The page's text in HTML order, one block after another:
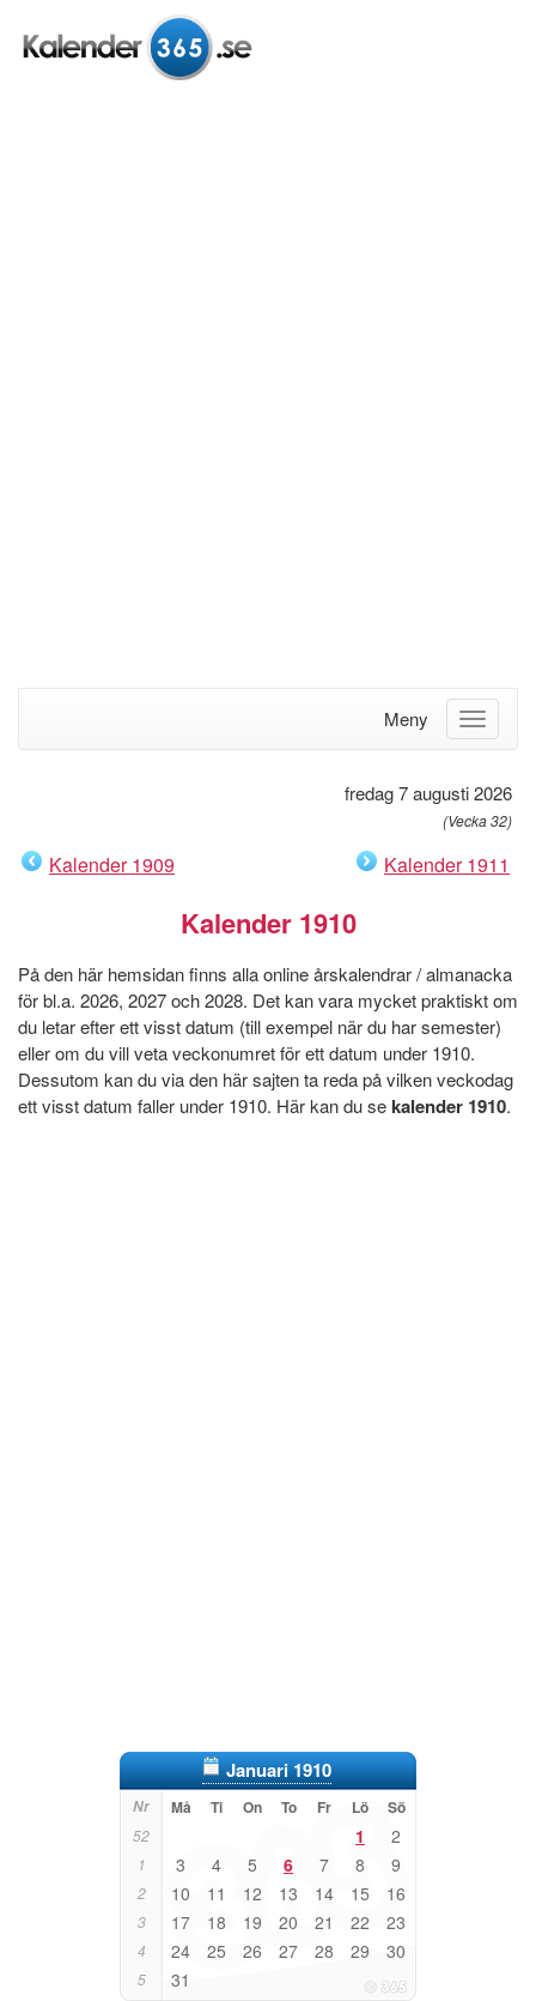
Meny
fredag 7 augusti 2026
(Vecka 32)
Kalender 1909 Kalender 1911
Kalender 1910
På den här hemsidan finns alla online årskalendrar / almanacka
för bl.a. 2026, 2027 och 2028. Det kan vara mycket praktiskt om
du letar efter ett visst datum (till exempel när du har semester)
eller om du vill veta veckonumret för ett datum under 1910.
Dessutom kan du via den här sajten ta reda på vilken veckodag
ett visst datum faller under 1910. Här kan du sekalender 1910.
Januari 1910
Nr Må Ti On To Fr Lö Sö
52 1 2
1 3 4 5 6 7 8 9
2 10 11 12 13 14 15 16
3 17 18 19 20 21 22 23
4 24 25 26 27 28 29 30
5 31